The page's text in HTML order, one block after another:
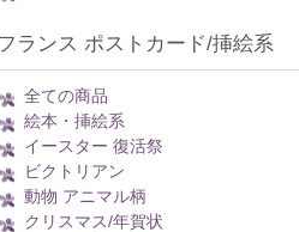
ランス ポストカード/挿絵系
全ての商品
絵本・挿絵系
イースター 復活祭
ビクトリアン
動物 アニマル柄
クリスマス/年賀状